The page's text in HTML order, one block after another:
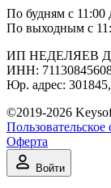
По будням с 11:00
По выходным с
ИП НЕДЕЛЯЕВ
ИНН:
Юр. адрес:
©2019-2026
Пользовательское
Оферта
Войти